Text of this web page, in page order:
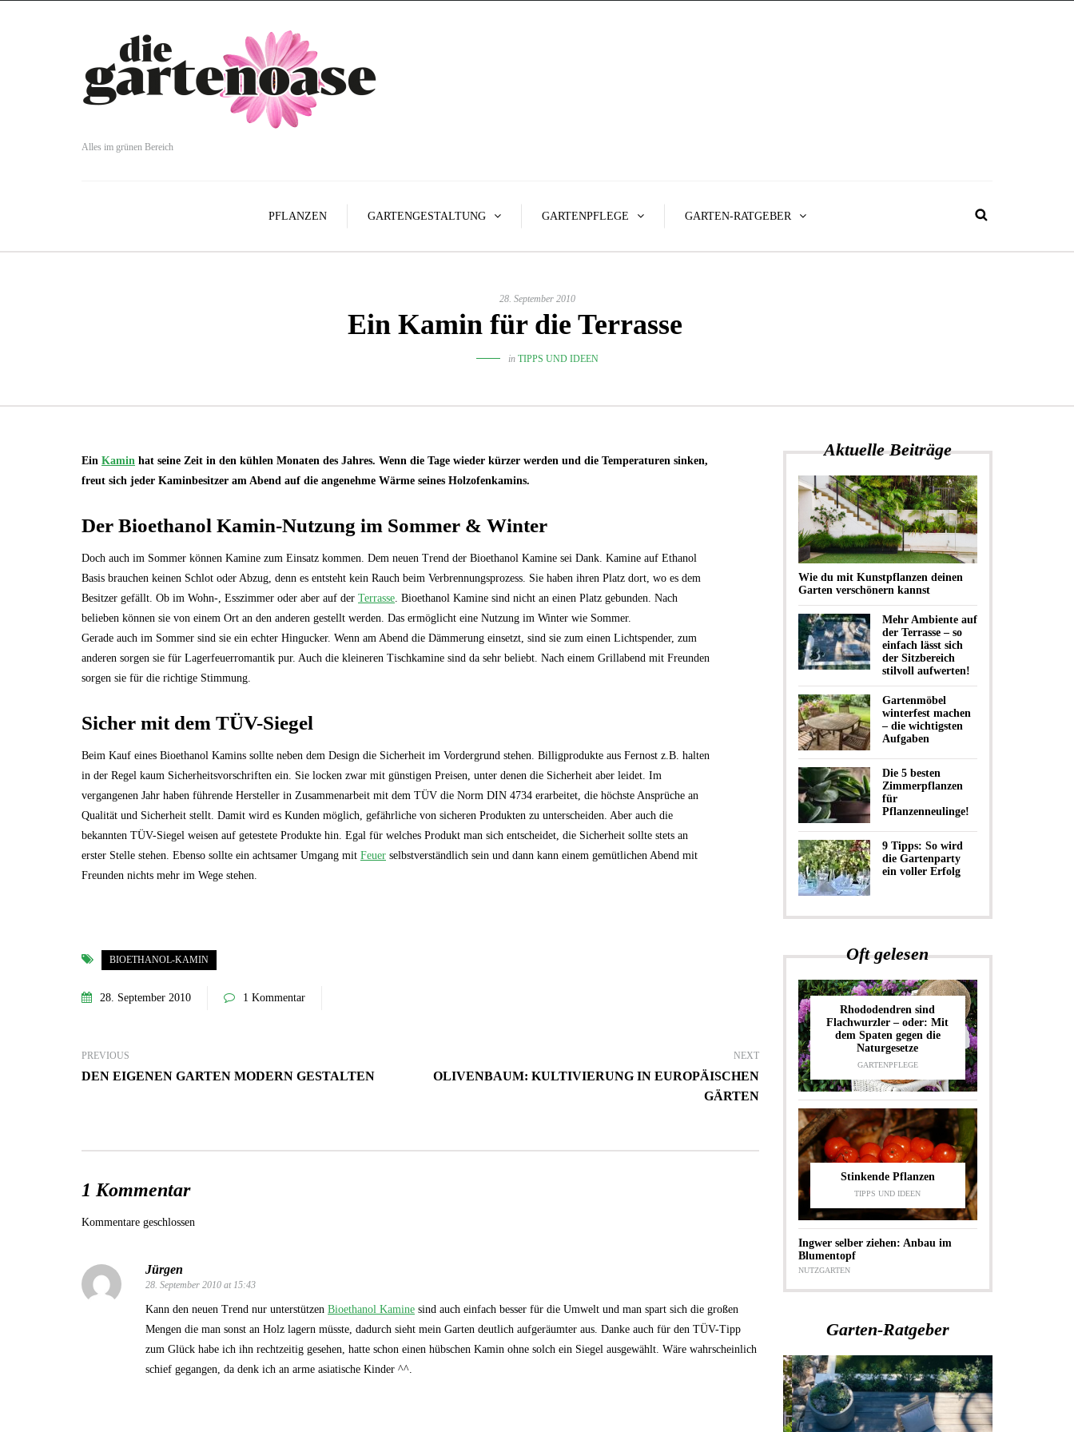
Alles im grünen Bereich
PFLANZEN GARTENGESTALTUNG GARTENPFLEGE GARTEN-RATGEBER
28. September 2010
Ein Kamin für die Terrasse
in TIPPS UND IDEEN
Ein Kamin hat seine Zeit in den kühlen Monaten des Jahres. Wenn die Tage wieder kürzer werden und die Temperaturen sinken,
freut sich jeder Kaminbesitzer am Abend auf die angenehme Wärme seines Holzofenkamins.
Der Bioethanol Kamin-Nutzung im Sommer & Winter
Doch auch im Sommer können Kamine zum Einsatz kommen. Dem neuen Trend der Bioethanol Kamine sei Dank. Kamine auf Ethanol
Basis brauchen keinen Schlot oder Abzug, denn es entsteht kein Rauch beim Verbrennungsprozess. Sie haben ihren Platz dort, wo es dem
Besitzer gefällt. Ob im Wohn-, Esszimmer oder aber auf der Terrasse. Bioethanol Kamine sind nicht an einen Platz gebunden. Nach
belieben können sie von einem Ort an den anderen gestellt werden. Das ermöglicht eine Nutzung im Winter wie Sommer.
Gerade auch im Sommer sind sie ein echter Hingucker. Wenn am Abend die Dämmerung einsetzt, sind sie zum einen Lichtspender, zum
anderen sorgen sie für Lagerfeuerromantik pur. Auch die kleineren Tischkamine sind da sehr beliebt. Nach einem Grillabend mit Freunden
sorgen sie für die richtige Stimmung.
Sicher mit dem TÜV-Siegel
Beim Kauf eines Bioethanol Kamins sollte neben dem Design die Sicherheit im Vordergrund stehen. Billigprodukte aus Fernost z.B. halten
in der Regel kaum Sicherheitsvorschriften ein. Sie locken zwar mit günstigen Preisen, unter denen die Sicherheit aber leidet. Im
vergangenen Jahr haben führende Hersteller in Zusammenarbeit mit dem TÜV die Norm DIN 4734 erarbeitet, die höchste Ansprüche an
Qualität und Sicherheit stellt. Damit wird es Kunden möglich, gefährliche von sicheren Produkten zu unterscheiden. Aber auch die
bekannten TÜV-Siegel weisen auf getestete Produkte hin. Egal für welches Produkt man sich entscheidet, die Sicherheit sollte stets an
erster Stelle stehen. Ebenso sollte ein achtsamer Umgang mit Feuer selbstverständlich sein und dann kann einem gemütlichen Abend mit
Freunden nichts mehr im Wege stehen.
BIOETHANOL-KAMIN
28. September 2010 1 Kommentar
PREVIOUS
DEN EIGENEN GARTEN MODERN GESTALTEN
NEXT
OLIVENBAUM: KULTIVIERUNG IN EUROPÄISCHEN
GÄRTEN
1 Kommentar
Kommentare geschlossen
Jürgen
28. September 2010 at 15:43
Kann den neuen Trend nur unterstützen Bioethanol Kamine sind auch einfach besser für die Umwelt und man spart sich die großen
Mengen die man sonst an Holz lagern müsste, dadurch sieht mein Garten deutlich aufgeräumter aus. Danke auch für den TÜV-Tipp
zum Glück habe ich ihn rechtzeitig gesehen, hatte schon einen hübschen Kamin ohne solch ein Siegel ausgewählt. Wäre wahrscheinlich
schief gegangen, da denk ich an arme asiatische Kinder ^^.
Aktuelle Beiträge
Wie du mit Kunstpflanzen deinen
Garten verschönern kannst
Mehr Ambiente auf
der Terrasse – so
einfach lässt sich
der Sitzbereich
stilvoll aufwerten!
Gartenmöbel
winterfest machen
– die wichtigsten
Aufgaben
Die 5 besten
Zimmerpflanzen
für
Pflanzenneulinge!
9 Tipps: So wird
die Gartenparty
ein voller Erfolg
Oft gelesen
Rhododendren sind
Flachwurzler – oder: Mit
dem Spaten gegen die
Naturgesetze
GARTENPFLEGE
Stinkende Pflanzen
TIPPS UND IDEEN
Ingwer selber ziehen: Anbau im
Blumentopf
NUTZGARTEN
Garten-Ratgeber